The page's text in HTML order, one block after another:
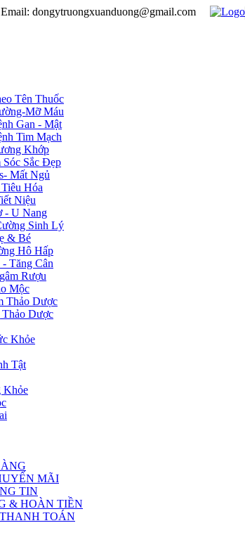
Email: dongytruongxuanduong@gmail.com
Tên Thuốc
Mỡ Máu
Gan - Mật
Tim Mạch
Khớp
Sắc Đẹp
Mất Ngủ
Hóa
Niệu
- U Nang
Sinh Lý
& Bé
Hô Hấp
Tăng Cân
Rượu
Mộc
Thảo Dược
Dược
Khỏe
Tật
Khỏe
MÃI
TIN
& HOÀN TIỀN
TOÁN